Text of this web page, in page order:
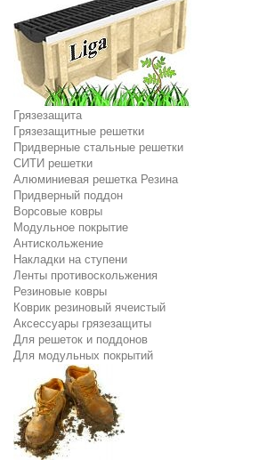
Грязезащита
Грязезащитные решетки
Придверные стальные решетки
СИТИ решетки
Алюминиевая решетка Резина
Придверный поддон
Ворсовые ковры
Модульное покрытие
Антискольжение
Накладки на ступени
Ленты противоскольжения
Резиновые ковры
Коврик резиновый ячеистый
Аксессуары грязезащиты
Для решеток и поддонов
Для модульных покрытий